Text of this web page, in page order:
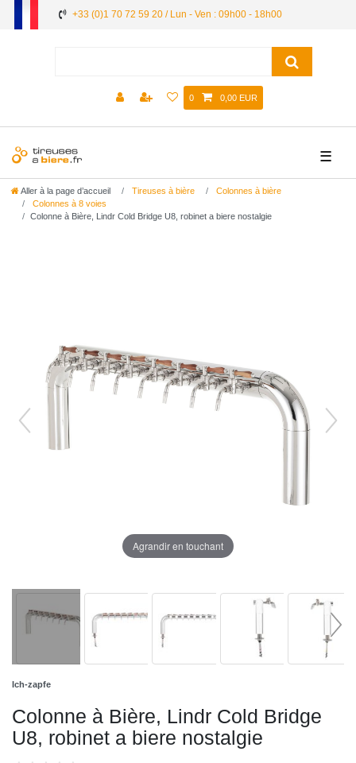
+33 (0)1 70 72 59 20 / Lun - Ven : 09h00 - 18h00
0 0,00 EUR
☰
Aller à la page d’accueil Tireuses à bière
Colonnes à bière
Colonnes à 8 voies
Colonne à Bière, Lindr Cold Bridge U8, robinet a biere nostalgie
Agrandir en touchant
Ich-zapfe
Colonne à Bière, Lindr Cold Bridge
U8, robinet a biere nostalgie